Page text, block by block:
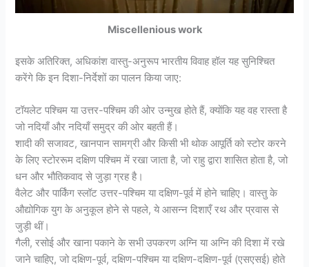
Miscellenious work
इसके अतिरिक्त, अधिकांश वास्तु-अनुरूप भारतीय विवाह हॉल यह सुनिश्चित
करेंगे कि इन दिशा-निर्देशों का पालन किया जाए:
टॉयलेट पश्चिम या उत्तर-पश्चिम की ओर उन्मुख होते हैं, क्योंकि यह वह रास्ता है
जो नदियाँ और नदियाँ समुद्र की ओर बहती हैं।
शादी की सजावट, खानपान सामग्री और किसी भी थोक आपूर्ति को स्टोर करने
के लिए स्टोररूम दक्षिण पश्चिम में रखा जाता है, जो राहु द्वारा शासित होता है, जो
धन और भौतिकवाद से जुड़ा ग्रह है।
वैलेट और पार्किंग स्लॉट उत्तर-पश्चिम या दक्षिण-पूर्व में होने चाहिए। वास्तु के
औद्योगिक युग के अनुकूल होने से पहले, ये आसन्न दिशाएँ रथ और प्रवास से
जुड़ी थीं।
गैली, रसोई और खाना पकाने के सभी उपकरण अग्नि या अग्नि की दिशा में रखे
जाने चाहिए, जो दक्षिण-पूर्व, दक्षिण-पश्चिम या दक्षिण-दक्षिण-पूर्व (एसएसई) होते